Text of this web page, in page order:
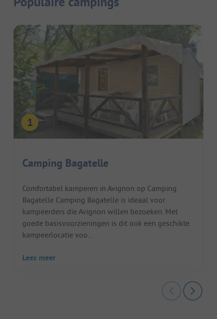
Camping Bagatelle
Comfortabel kamperen in Avignon op Camping
Bagatelle Camping Bagatelle is ideaal voor
kampeerders die Avignon willen bezoeken. Met
goede basisvoorzieningen is dit ook een geschikte
kampeerlocatie voo...
Lees meer